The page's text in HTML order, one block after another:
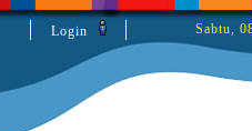
Login Sabtu,